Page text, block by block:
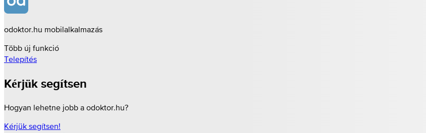
odoktor.hu mobilalkalmazás
Több új funkció
Telepítés
Kérjük segítsen
Hogyan lehetne jobb a odoktor.hu?
Kérjük segítsen!